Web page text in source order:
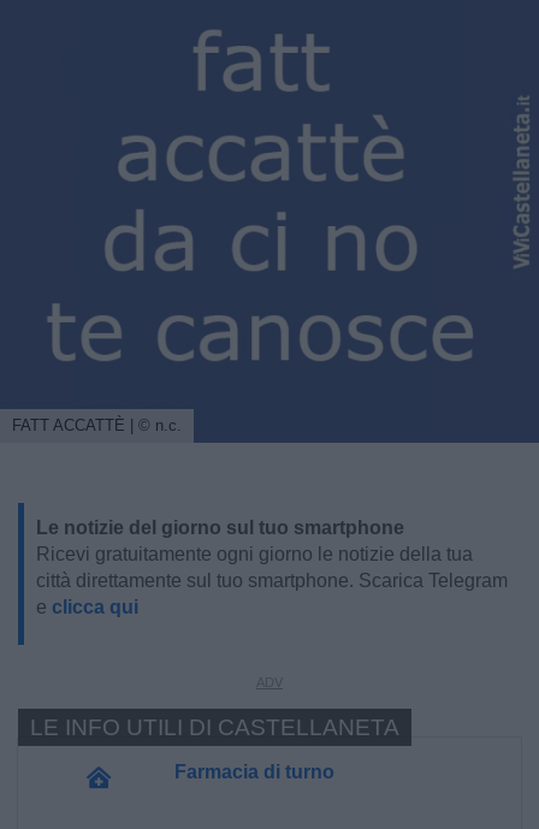
FATT ACCATTÈ | © n.c.
Le notizie del giorno sul tuo smartphone
Ricevi gratuitamente ogni giorno le notizie della tua
città direttamente sul tuo smartphone. Scarica Telegram
e clicca qui
Farmacia di turno
LE INFO UTILI DI CASTELLANETA